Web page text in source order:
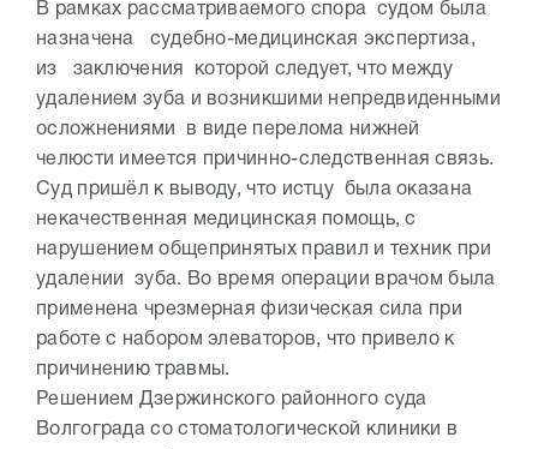
В рамках рассматриваемого спора судом была
назначена судебно-медицинская экспертиза,
из заключения которой следует, что между
удалением зуба и возникшими непредвиденными
осложнениями в виде перелома нижней
челюсти имеется причинно-следственная связь.
Суд пришёл к выводу, что истцу была оказана
некачественная медицинская помощь, с
нарушением общепринятых правил и техник при
удалении зуба. Во время операции врачом была
применена чрезмерная физическая сила при
работе с набором элеваторов, что привело к
причинению травмы.
Решением Дзержинского районного суда
Волгограда со стоматологической клиники в